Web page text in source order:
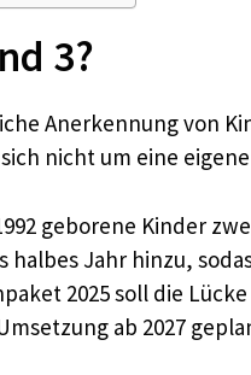
3?
Anerkennung von
nicht um eine
geborene Kinder
halbes Jahr hinzu,
2025 soll die
ab 2027